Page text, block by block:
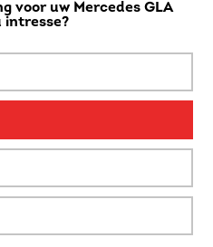
voor uw Mercedes GLA
intresse?